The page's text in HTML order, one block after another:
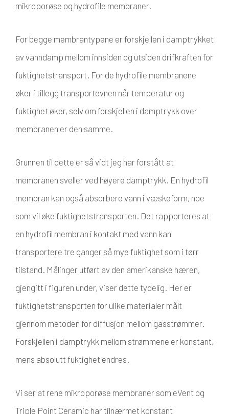
mikroporøse og hydrofile membraner.
For begge membrantypene er forskjellen i damptrykket
av vanndamp mellom innsiden og utsiden drifkraften for
fuktighetstransport. For de hydrofile membranene
øker i tillegg transportevnen når temperatur og
fuktighet øker, selv om forskjellen i damptrykk over
membranen er den samme.
Grunnen til dette er så vidt jeg har forstått at
membranen sveller ved høyere damptrykk. En hydrofil
membran kan også absorbere vann i væskeform, noe
som vil øke fuktighetstransporten. Det rapporteres at
en hydrofil membran i kontakt med vann kan
transportere tre ganger så mye fuktighet som i tørr
tilstand. Målinger utført av den amerikanske hæren,
gjengitt i figuren under, viser dette tydelig. Her er
fuktighetstransporten for ulike materialer målt
gjennom metoden for diffusjon mellom gasstrømmer.
Forskjellen i damptrykk mellom strømmene er konstant,
mens absolutt fuktighet endres.
Vi ser at rene mikroporøse membraner som eVent og
Triple Point Ceramic har tilnærmet konstant